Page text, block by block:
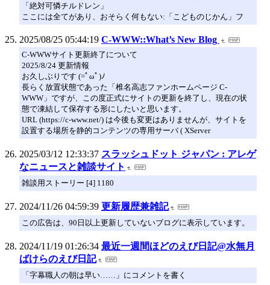
「絶対可憐チルドレン」
ここには全てがあり、おそらく何もない:「こどものじかん」フ
2025/08/25 05:44:19 C-WWW::What’s New Blog
C-WWWサイト更新終了について
2025/8/24 更新情報
お久しぶりです (=ﾟωﾟ)ﾉ
長らく放置状態であった「椎名高志ファンホームページ C-
WWW」ですが、この度正式にサイトの更新を終了し、現在の状
態で凍結して保存する形にしたいと思います。
URL (https://c-www.net/) は今後も変更はありませんが、サイトを
設置する場所を静的コンテンツの専用サーバ ( XServer
2025/03/12 12:33:37 スラッシュドット ジャパン : アレゲ
なニュースと雑談サイト
雑談用ストーリー [4] 1180
2024/11/26 04:59:39 更新履歴兼雑記
この広告は、90日以上更新していないブログに表示しています。
2024/11/19 01:26:34 最近一週間ほどのえび日記@水無月
ばけらのえび日記
「字幕職人の朝は早い……」にコメントを書く